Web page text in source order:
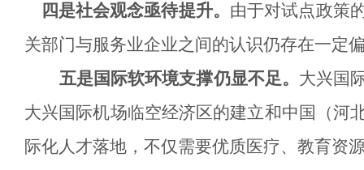
四是社会观念亟待提升。 由于对试点政策
关部门与服务业企业之间的认识仍存在一定
五是国际软环境支撑仍显不足。 大兴国
大兴国际机场临空经济区的建立和中国（河
际化人才落地，不仅需要优质医疗、教育资